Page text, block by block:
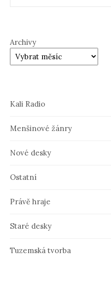
Archivy
Kali Radio
Menšinové žánry
Nové desky
Ostatní
Právě hraje
Staré desky
Tuzemská tvorba